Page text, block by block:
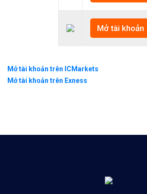
Mở tài khoản
Mở tài khoản trên ICMarkets
Mở tài khoản trên Exness